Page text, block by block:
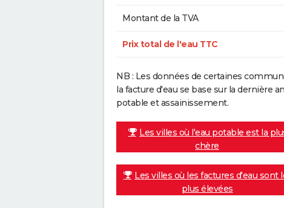
Montant de la TVA
Prix total de l'eau TTC
NB : Les données de certaines
la facture d'eau se base sur la dernière
potable et assainissement.
Les villes où l'eau potable est la
chère
Les villes où les factures d'eau sont
plus élevées